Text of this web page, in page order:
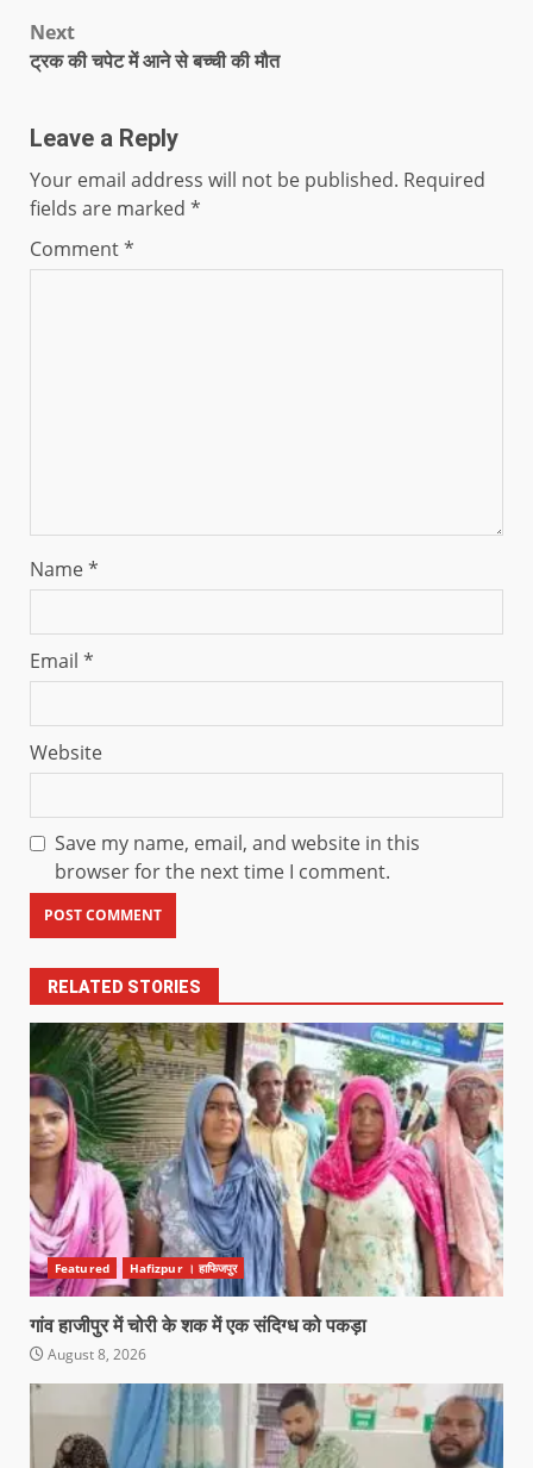
Next
ट्रक की चपेट में आने से बच्ची की मौत
Leave a Reply
Your email address will not be published. Required
fields are marked *
Comment*
Name*
Email *
Website
Save my name, email, and website in this
browser for the next time I comment.
RELATED STORIES
Featured Hafizpur । हाफिजपुर
गांव हाजीपुर में चोरी के शक में एक संदिग्ध को पकड़ा
August 8, 2026